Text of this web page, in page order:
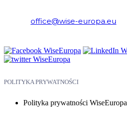
office@wise-europa.eu
POLITYKA PRYWATNOŚCI
Polityka prywatności WiseEuropa